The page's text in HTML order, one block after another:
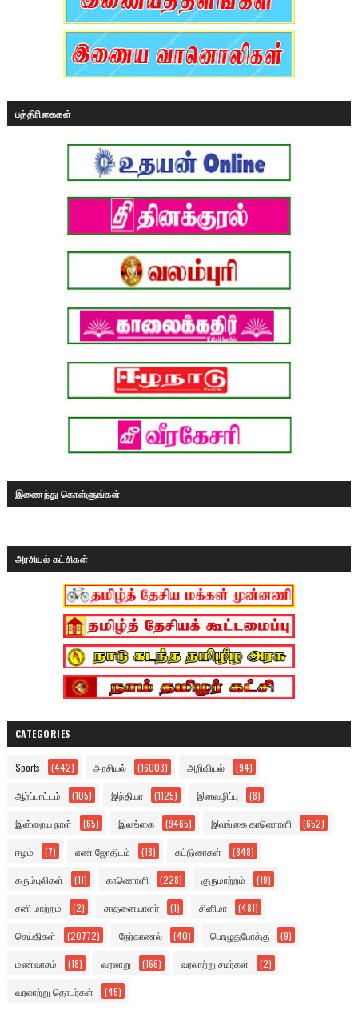
பத்திரிகைகள்
இணைந்து கொள்ளுங்கள்
அரசியல் கட்சிகள்
CATEGORIES
Sports (442) அரசியல் (16003) அறிவியல் (94)
ஆர்ப்பாட்டம் (105) இந்தியா (1125) இனவழிப்பு (8)
இன்றைய நாள் (65) இலங்கை (9465) இலங்கை காணொளி (652)
ஈழம் (7) எண் ஜோதிடம் (18) கட்டுரைகள் (848)
கரும்புலிகள் (11) காணொளி (228) குருமாற்றம் (19)
சனி மாற்றம் (2) சாதனையாளர் (1) சினிமா (481)
செய்திகள் (20772) நேர்காணல் (40) பொழுதுபோக்கு (9)
மண்வாசம் (18) வரலாறு (166) வரலாற்று சமர்கள் (2)
வரலாற்று தொடர்கள் (45)